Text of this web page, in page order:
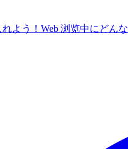
よう！Web 浏览中にどん